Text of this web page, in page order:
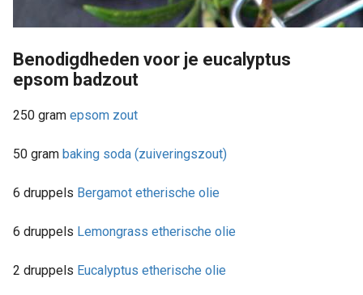
Benodigdheden voor je eucalyptus
epsom badzout
250 gram epsom zout
50 gram baking soda (zuiveringszout)
6 druppels Bergamot etherische olie
6 druppels Lemongrass etherische olie
2 druppels Eucalyptus etherische olie